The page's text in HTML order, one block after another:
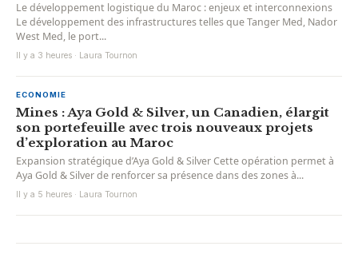
Le développement logistique du Maroc : enjeux et interconnexions
Le développement des infrastructures telles que Tanger Med, Nador
West Med, le port...
Il y a 3 heures · Laura Tournon
ECONOMIE
Mines : Aya Gold & Silver, un Canadien, élargit
son portefeuille avec trois nouveaux projets
d’exploration au Maroc
Expansion stratégique d’Aya Gold & Silver Cette opération permet à
Aya Gold & Silver de renforcer sa présence dans des zones à...
Il y a 5 heures · Laura Tournon